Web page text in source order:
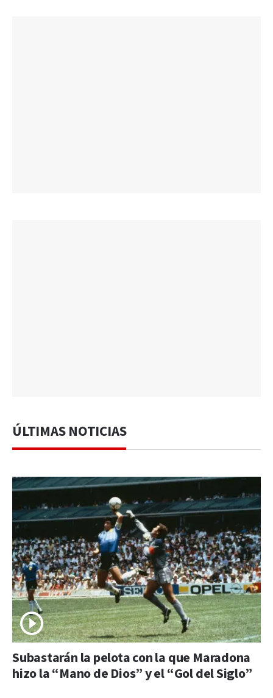
ÚLTIMAS NOTICIAS
Subastarán la pelota con la que Maradona
hizo la “Mano de Dios” y el “Gol del Siglo”